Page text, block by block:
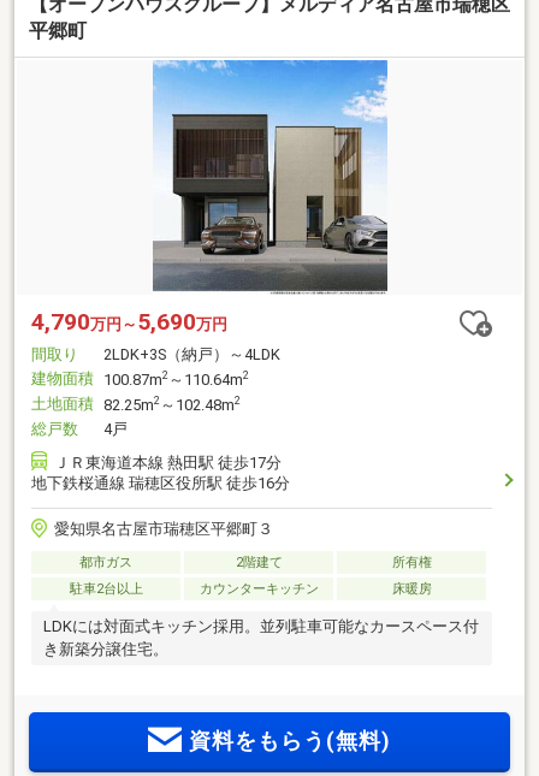
平郷町
4,790万円～ 5,690万円
間取り
2LDK+3S（納戸）～4LDK
建物面積 100.87m2 ～110.64m2
土地面積 82.25m2 ～102.48m2
総戸数
4戸
ＪＲ東海道本線 熱田駅 徒歩17分
地下鉄桜通線 瑞穂区役所駅 徒歩16分
愛知県名古屋市瑞穂区平郷町３
都市ガス 2階建て
所有権
駐車2台以上
カウンターキッチン 床暖房
LDKには対面式キッチン採用。並列駐車可能なカースペース付
き新築分譲住宅。
資料をもらう(無料)